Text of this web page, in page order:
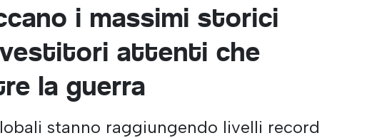
i massimi storici
attenti che
la guerra
stanno raggiungendo livelli record